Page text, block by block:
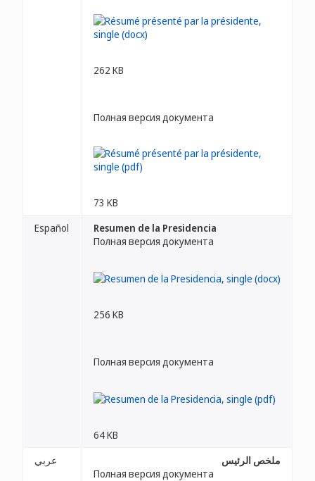
262 KB
Полная версия документа
73 KB
Español
Resumen de la Presidencia
Полная версия документа
256 KB
Полная версия документа
64 KB
عربي
ملخص الرئيس
Полная версия документа